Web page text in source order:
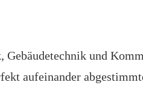
und
aufeinander